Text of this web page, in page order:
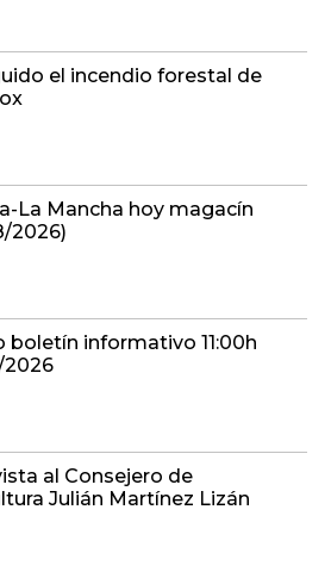
el incendio forestal de
La Mancha hoy magacín
2026)
boletín informativo 11:00h
al Consejero de
Julián Martínez Lizán